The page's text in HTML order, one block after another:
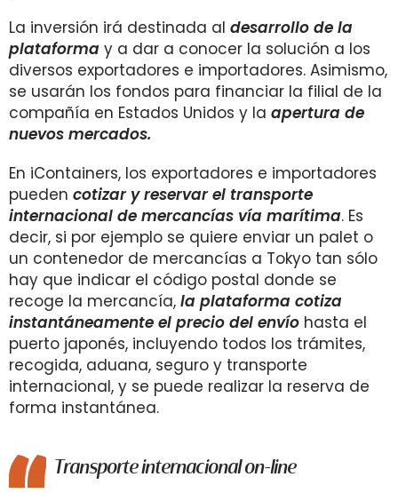
La inversión irá destinada al desarrollo de la
plataforma y a dar a conocer la solución a los
diversos exportadores e importadores. Asimismo,
se usarán los fondos para financiar la filial de la
compañía en Estados Unidos y la apertura de
nuevos mercados.
En iContainers, los exportadores e importadores
pueden cotizar y reservar el transporte
internacional de mercancías vía marítima. Es
decir, si por ejemplo se quiere enviar un palet o
un contenedor de mercancías a Tokyo tan sólo
hay que indicar el código postal donde se
recoge la mercancía, la plataforma cotiza
instantáneamente el precio del envío hasta el
puerto japonés, incluyendo todos los trámites,
recogida, aduana, seguro y transporte
internacional, y se puede realizar la reserva de
forma instantánea.
Transporte internacional on-line